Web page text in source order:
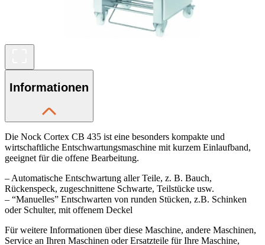
Informationen
Die Nock Cortex CB 435 ist eine besonders kompakte und
wirtschaftliche Entschwartungsmaschine mit kurzem Einlaufband,
geeignet für die offene Bearbeitung.
– Automatische Entschwartung aller Teile, z. B. Bauch,
Rückenspeck, zugeschnittene Schwarte, Teilstücke usw.
– “Manuelles” Entschwarten von runden Stücken, z.B. Schinken
oder Schulter, mit offenem Deckel
Für weitere Informationen über diese Maschine, andere Maschinen,
Service an Ihren Maschinen oder Ersatzteile für Ihre Maschine,